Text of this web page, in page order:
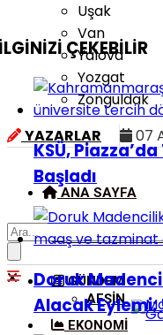
Uşak
Van
Yalova
Yozgat
Zonguldak
YAZARLAR
07
ANA SAYFA
AFŞIN
GÜNDEM
EKONOMI
ÇEKEBİLİR
KSÜ,
Başladı
Doruk
Alacak